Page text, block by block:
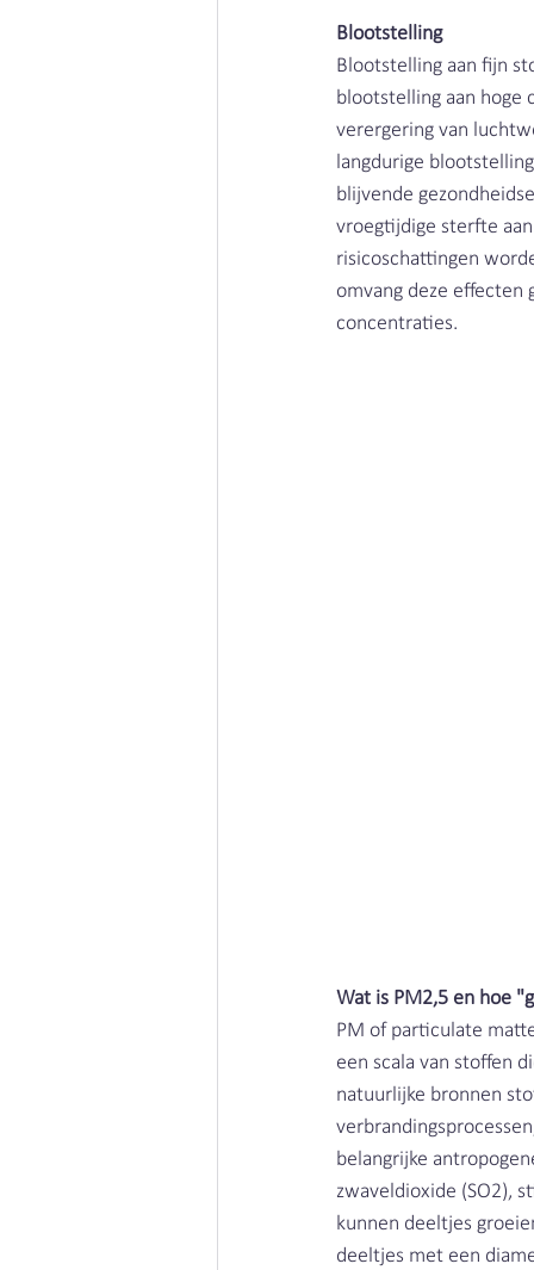
Blootstelling
Blootstelling aan fijn
blootstelling aan hoge
verergering van
langdurige
blijvende
vroegtijdige sterfte
risicoschattingen
omvang deze effecten
concentraties.
Wat is PM2,5 en hoe
PM of particulate
een scala van stoffen
natuurlijke bronnen
belangrijke
zwaveldioxide (SO2),
kunnen deeltjes
deeltjes met een